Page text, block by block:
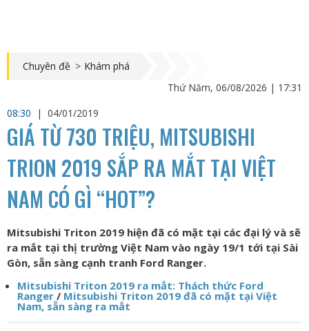
Chuyên đề > Khám phá
Thứ Năm, 06/08/2026 | 17:31
08:30
| 04/01/2019
GIÁ TỪ 730 TRIỆU, MITSUBISHI
TRION 2019 SẮP RA MẮT TẠI VIỆT
NAM CÓ GÌ “HOT”?
Mitsubishi Triton 2019 hiện đã có mặt tại các đại lý và sẽ
ra mắt tại thị trường Việt Nam vào ngày 19/1 tới tại Sài
Gòn, sẵn sàng cạnh tranh Ford Ranger.
Mitsubishi Triton 2019 ra mắt: Thách thức Ford
Ranger / Mitsubishi Triton 2019 đã có mặt tại Việt
Nam, sẵn sàng ra mắt